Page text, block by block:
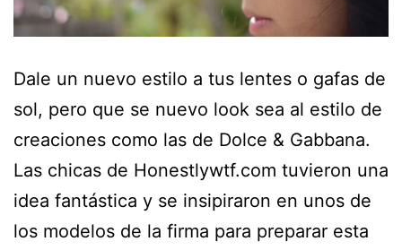
Dale un nuevo estilo a tus lentes o gafas de
sol, pero que se nuevo look sea al estilo de
creaciones como las de Dolce & Gabbana.
Las chicas de Honestlywtf.com tuvieron una
idea fantástica y se insipiraron en unos de
los modelos de la firma para preparar esta